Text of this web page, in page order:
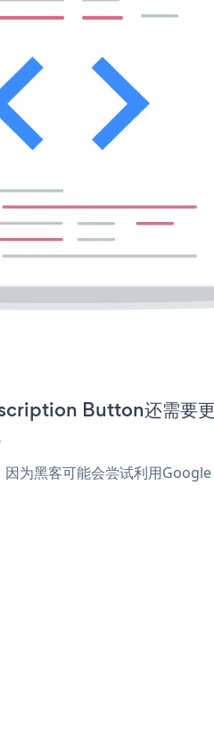
Button还需要
为黑客可能会尝试利用